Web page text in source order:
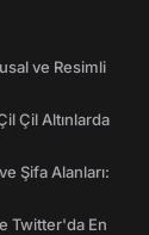
ve Resimli
Çil Altınlarda
Şifa Alanları:
Twitter'da En